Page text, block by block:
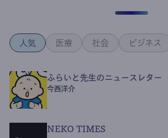
人気 医療 社会 ビジネス
ふらいと先生のニュースレター
今西洋介
NEKO TIMES